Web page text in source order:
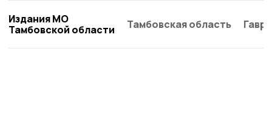
Издания МО
Тамбовской области
Тамбовская область